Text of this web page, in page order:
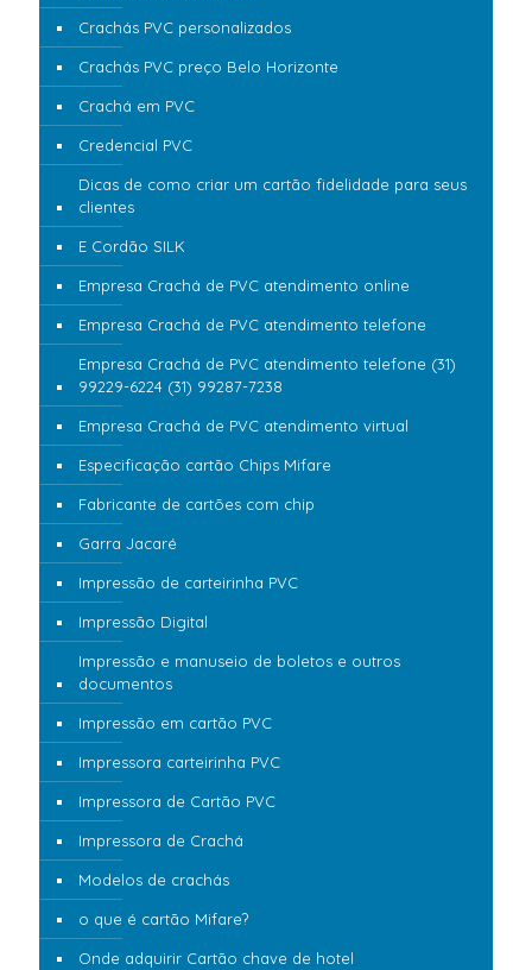
Crachás PVC personalizados
Crachás PVC preço Belo Horizonte
Crachá em PVC
Credencial PVC
Dicas de como criar um cartão fidelidade para seus
clientes
E Cordão SILK
Empresa Crachá de PVC atendimento online
Empresa Crachá de PVC atendimento telefone
Empresa Crachá de PVC atendimento telefone (31)
99229-6224 (31) 99287-7238
Empresa Crachá de PVC atendimento virtual
Especificação cartão Chips Mifare
Fabricante de cartões com chip
Garra Jacaré
Impressão de carteirinha PVC
Impressão Digital
Impressão e manuseio de boletos e outros
documentos
Impressão em cartão PVC
Impressora carteirinha PVC
Impressora de Cartão PVC
Impressora de Crachá
Modelos de crachás
o que é cartão Mifare?
Onde adquirir Cartão chave de hotel